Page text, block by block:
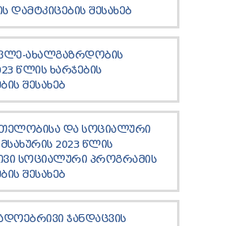
ᲓᲐᲛᲢᲙᲘᲪᲔᲑᲘᲡ ᲨᲔᲡᲐᲮᲔᲑ
ᲐᲮᲐᲚᲒᲐᲖᲠᲓᲝᲑᲘᲡ
ᲬᲚᲘᲡ ᲮᲐᲠᲯᲔᲑᲘᲡ
ᲨᲔᲡᲐᲮᲔᲑ
ᲓᲐ ᲡᲝᲪᲘᲐᲚᲣᲠᲘ
2023 ᲬᲚᲘᲡ
ᲡᲝᲪᲘᲐᲚᲣᲠᲘ ᲞᲠᲝᲒᲠᲐᲛᲘᲡ
ᲨᲔᲡᲐᲮᲔᲑ
ᲯᲐᲜᲓᲐᲪᲕᲘᲡ